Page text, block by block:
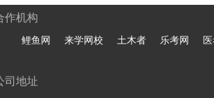
作机构
鲤鱼网 来学网校 土木者 乐考网
司地址